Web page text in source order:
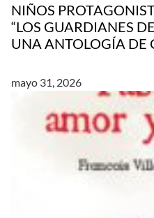
NIÑOS
“LOS GUARDIANES
UNA ANTOLOGÍA DE
mayo 31, 2026